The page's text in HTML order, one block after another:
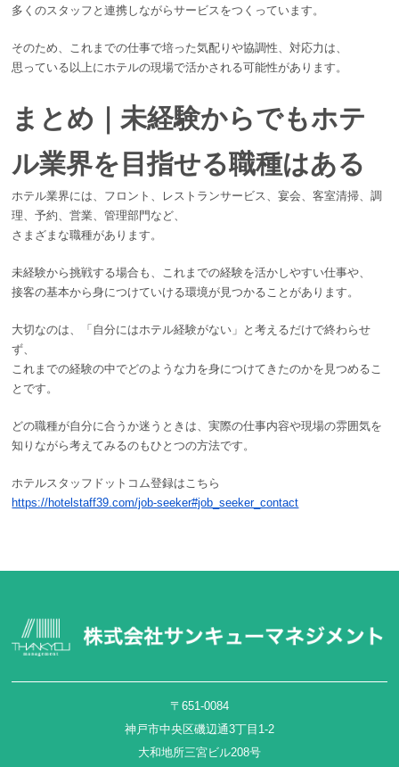
多くのスタッフと連携しながらサービスをつくっています。
そのため、これまでの仕事で培った気配りや協調性、対応力は、
思っている以上にホテルの現場で活かされる可能性があります。
まとめ｜未経験からでもホテ
ル業界を目指せる職種はある
ホテル業界には、フロント、レストランサービス、宴会、客室清掃、調
理、予約、営業、管理部門など、
さまざまな職種があります。
未経験から挑戦する場合も、これまでの経験を活かしやすい仕事や、
接客の基本から身につけていける環境が見つかることがあります。
大切なのは、「自分にはホテル経験がない」と考えるだけで終わらせ
ず、
これまでの経験の中でどのような力を身につけてきたのかを見つめるこ
とです。
どの職種が自分に合うか迷うときは、実際の仕事内容や現場の雰囲気を
知りながら考えてみるのもひとつの方法です。
ホテルスタッフドットコム登録はこちら
https://hotelstaff39.com/job-seeker#job_seeker_contact
〒651-0084
神戸市中央区磯辺通3丁目1-2
大和地所三宮ビル208号